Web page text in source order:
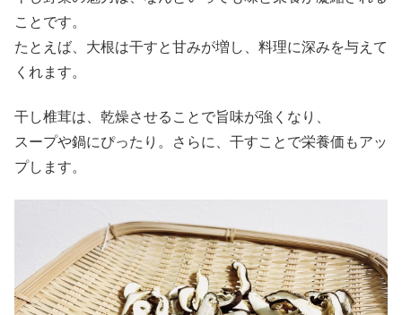
ことです。
たとえば、大根は干すと甘みが増し、料理に深みを与えて
くれます。
干し椎茸は、乾燥させることで旨味が強くなり、
スープや鍋にぴったり。さらに、干すことで栄養価もアッ
プします。